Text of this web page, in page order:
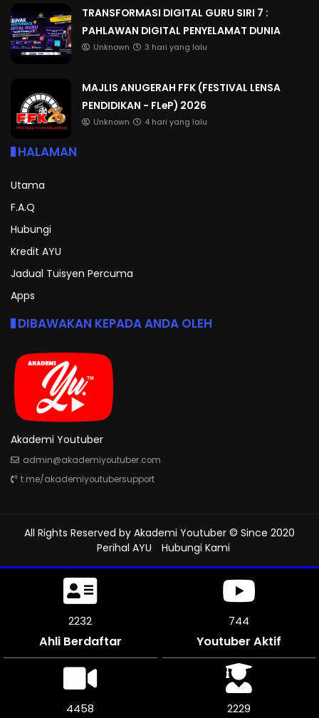
TRANSFORMASI DIGITAL GURU SIRI 7 :
PAHLAWAN DIGITAL PENYELAMAT DUNIA
Unknown 3 hari yang lalu
MAJLIS ANUGERAH FFK (FESTIVAL LENSA
PENDIDIKAN - FLeP) 2026
Unknown 4 hari yang lalu
HALAMAN
Utama
F.A.Q
Hubungi
Kredit AYU
Jadual Tuisyen Percuma
Apps
DIBAWAKAN KEPADA ANDA OLEH
Akademi Youtuber
admin@akademiyoutuber.com
t.me/akademiyoutubersupport
All Rights Reserved by Akademi Youtuber © Since 2020
Perihal AYU
Hubungi Kami
2496
Ahli Berdaftar
832
Youtuber Aktif
4992 2496